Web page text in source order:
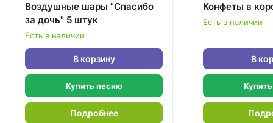
Воздушные шары "Спасибо
за дочь" 5 штук
Есть в наличии
В корзину
Купить песню
Подробнее
Конфеты в
Есть в наличии
В